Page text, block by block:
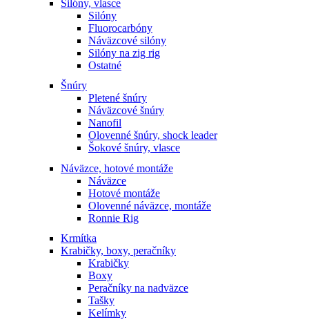
Silóny, vlasce
Silóny
Fluorocarbóny
Náväzcové silóny
Silóny na zig rig
Ostatné
Šnúry
Pletené šnúry
Náväzcové šnúry
Nanofil
Olovenné šnúry, shock leader
Šokové šnúry, vlasce
Náväzce, hotové montáže
Náväzce
Hotové montáže
Olovenné náväzce, montáže
Ronnie Rig
Krmítka
Krabičky, boxy, peračníky
Krabičky
Boxy
Peračníky na nadväzce
Tašky
Kelímky